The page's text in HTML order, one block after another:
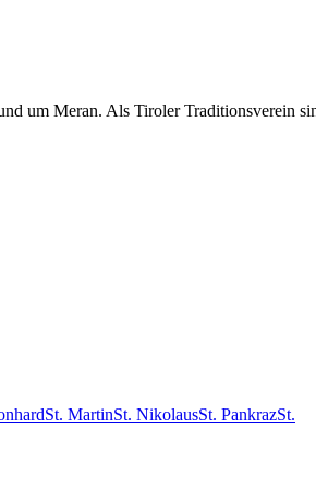
um Meran. Als Tiroler Traditionsverein
St. MartinSt. NikolausSt. PankrazSt.